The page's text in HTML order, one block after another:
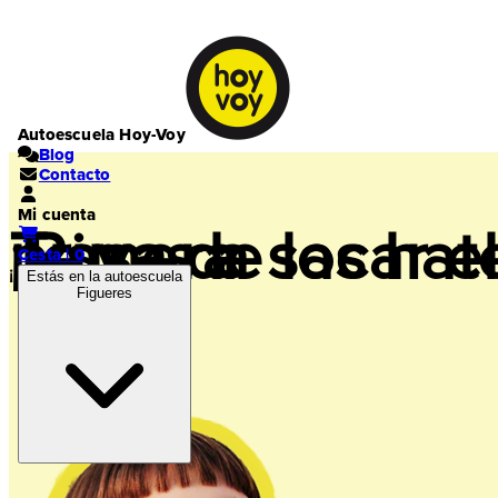
Autoescuela Hoy-Voy
Blog
Contacto
Mi cuenta
Cesta | 0
Estás en la autoescuela
Figueres
¡Pasa de los
Te vas a sacar el práctico a la primera
¡Rápido y fácil!